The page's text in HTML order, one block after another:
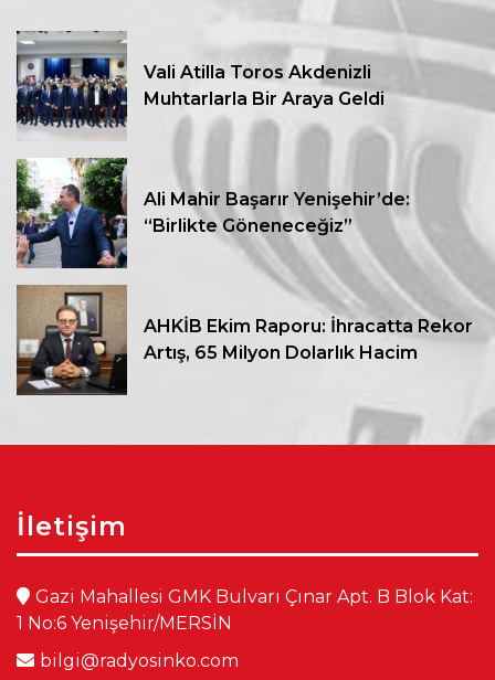
Vali Atilla Toros Akdenizli
Muhtarlarla Bir Araya Geldi
Ali Mahir Başarır Yenişehir’de:
“Birlikte Göneneceğiz”
AHKİB Ekim Raporu: İhracatta Rekor
Artış, 65 Milyon Dolarlık Hacim
İletişim
Gazi Mahallesi GMK Bulvarı Çınar Apt. B Blok Kat:
1 No:6 Yenişehir/MERSİN
bilgi@radyosinko.com